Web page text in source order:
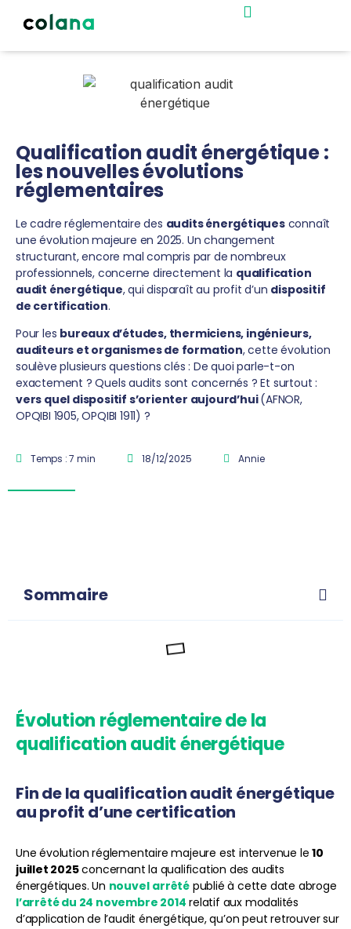
Qualification audit énergétique :
les nouvelles évolutions
réglementaires
Le cadre réglementaire des audits énergétiquesconnaît
une évolution majeure en 2025. Un changement
structurant, encore mal compris par de nombreux
professionnels, concerne directement la qualification
audit énergétique, qui disparaît au profit d’un dispositif
de certification.
Pour les bureaux d’études, thermiciens, ingénieurs,
auditeurs et organismes de formation, cette évolution
soulève plusieurs questions clés : De quoi parle-t-on
exactement ? Quels audits sont concernés ? Et surtout :
vers quel dispositif s’orienter aujourd’hui(AFNOR,
OPQIBI 1905, OPQIBI 1911) ?
Temps : 7 min 18/12/2025 Annie
Sommaire
Évolution réglementaire de la
qualification audit énergétique
Fin de la qualification audit énergétique
au profit d’une certification
Une évolution réglementaire majeure est intervenue le10
juillet 2025concernant la qualification des audits
énergétiques. Un nouvel arrêté publié à cette date abroge
l’arrêté du 24 novembre 2014 relatif aux modalités
d’application de l’audit énergétique, qu’on peut retrouver sur